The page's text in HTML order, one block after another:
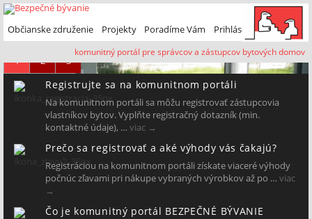
Preskočiť na primárny obsah
Preskočiť na sekundárny obsah
Občianske združenie Projekty Poradíme Vám Prihlásenie
komunitný portál pre správcov a zástupcov bytových domov
Ako zlodejom zabrániť vstup do
bytovky
Ako zlodejom zabrániť vstup do bytovky
1 2 3
Registrujte sa na komunitnom portáli
Na komunitnom portáli sa môžu registrovať zástupcovia
vlastníkov bytov. Vyplňte registračný dotazník (min.
kontaktné údaje), …viac →
Prečo sa registrovať a aké výhody vás čakajú?
Registráciou na komunitnom portáli získate viaceré výhody
počnúc zľavami pri nákupe vybraných výrobkov až po …viac
→
Čo je komunitný portál BEZPEČNÉ BÝVANIE